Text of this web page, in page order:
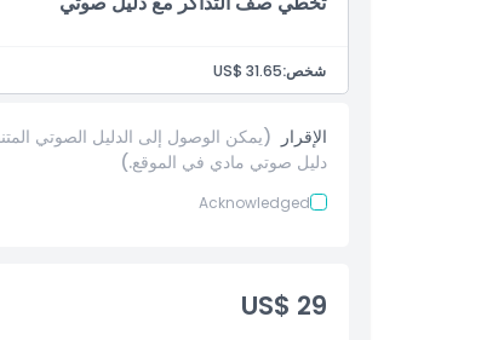
ما يجب معرفته
الموقع
قواعد اللباس
سياسة الإلغاء
شخص:US$ 31.65
الإقرار
(يمكن الوصول إلى الدليل الصوتي
دليل صوتي مادي في الموقع.)
Acknowledged
US$ 29